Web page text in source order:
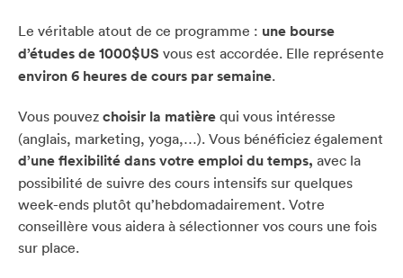
Le véritable atout de ce programme : une bourse
d’études de 1000$US vous est accordée. Elle représente
environ 6 heures de cours par semaine.
Vous pouvez choisir la matière qui vous intéresse
(anglais, marketing, yoga,…). Vous bénéficiez également
d’une flexibilité dans votre emploi du temps, avec la
possibilité de suivre des cours intensifs sur quelques
week-ends plutôt qu’hebdomadairement. Votre
conseillère vous aidera à sélectionner vos cours une fois
sur place.